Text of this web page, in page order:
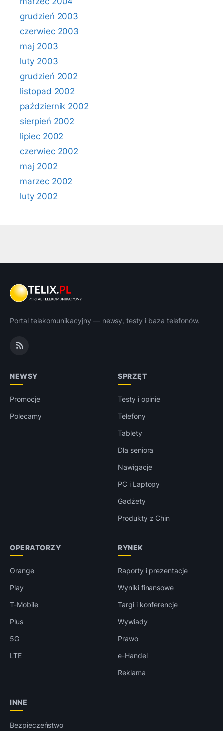
grudzień 2003
czerwiec 2003
maj 2003
luty 2003
grudzień 2002
listopad 2002
październik 2002
sierpień 2002
lipiec 2002
czerwiec 2002
maj 2002
marzec 2002
luty 2002
Portal telekomunikacyjny — newsy, testy i baza telefonów.
NEWSY
Promocje
Polecamy
SPRZĘT
Testy i opinie
Telefony
Tablety
Dla seniora
Nawigacje
PC i Laptopy
Gadżety
Produkty z Chin
OPERATORZY
Orange
Play
T-Mobile
Plus
5G
LTE
RYNEK
Raporty i prezentacje
Wyniki finansowe
Targi i konferencje
Wywiady
Prawo
e-Handel
Reklama
INNE
Bezpieczeństwo